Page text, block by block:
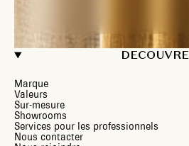
Marque
Valeurs
Sur-mesure
Showrooms
Services pour les professionnels
Nous contacter